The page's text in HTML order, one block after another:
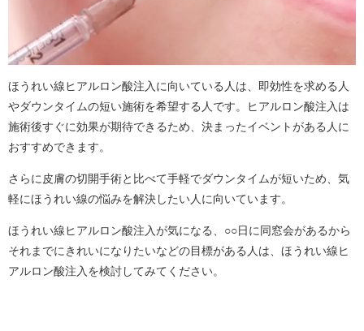
ほうれい線ヒアルロン酸注入に向いている人は、即効性を求める人
やダウンタイムの短い施術を希望する人です。ヒアルロン酸注入は
施術後すぐに効果が期待できるため、決まったイベントがある人に
おすすめできます。
さらに皮膚の切開手術と比べて手軽でダウンタイムが短いため、気
軽にほうれい線の悩みを解決したい人に向いています。
ほうれい線ヒアルロン酸注入が気になる、○○日に同窓会があるから
それまでにきれいになりたいなどの目標がある人は、ほうれい線ヒ
アルロン酸注入を検討してみてください。